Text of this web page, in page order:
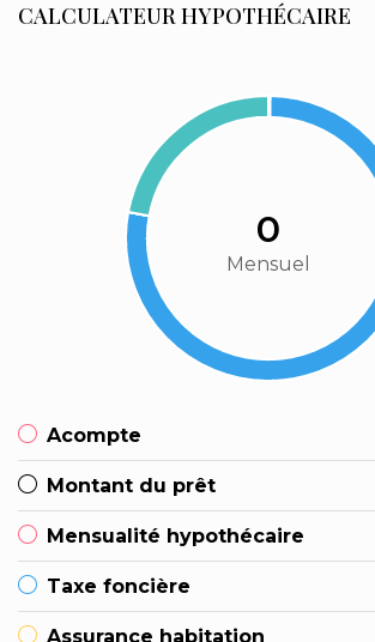
CALCULATEUR HYPOTHÉCAIRE
0
Mensuel
Acompte
Montant du prêt
Mensualité hypothécaire
Taxe foncière
Assurance habitation